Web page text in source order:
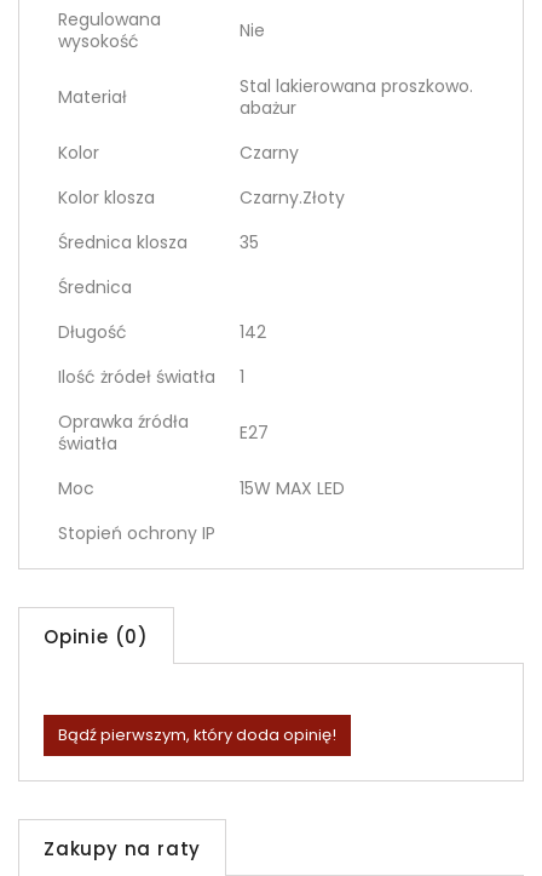
Regulowana
wysokość
Nie
Materiał
Stal lakierowana proszkowo.
abażur
Kolor
Czarny
Kolor klosza
Czarny.Złoty
Średnica klosza
35
Średnica
Długość
142
Ilość żródeł światła
1
Oprawka źródła
światła
E27
Moc
15W MAX LED
Stopień ochrony IP
Opinie (0)
Bądź pierwszym, który doda opinię!
Zakupy na raty